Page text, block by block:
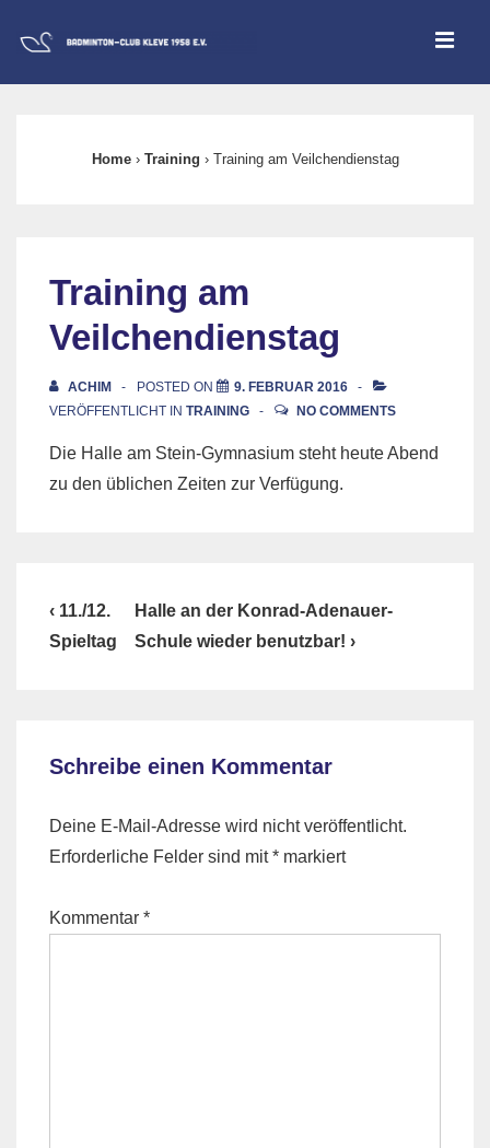
Zum
Home › Training › Training am Veilchendienstag
Training am
Veilchendienstag
ACHIM POSTED ON
9. FEBRUAR 2016
VERÖFFENTLICHT IN TRAINING NO COMMENTS
Die Halle am Stein-Gymnasium steht heute Abend
zu den üblichen Zeiten zur Verfügung.
Beitragsnavigation
Previous
Post
‹ 11./12.
Spieltag
Next
Post
Halle an der Konrad-Adenauer-
Schule wieder benutzbar! ›
Schreibe einen Kommentar
Deine E-Mail-Adresse wird nicht veröffentlicht.
Erforderliche Felder sind mit* markiert
Kommentar *